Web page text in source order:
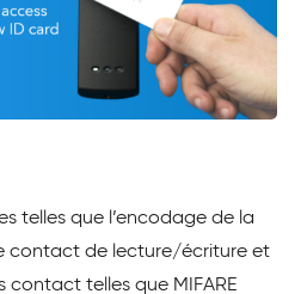
telles que l’encodage de la
contact de lecture/écriture et
contact telles que MIFARE